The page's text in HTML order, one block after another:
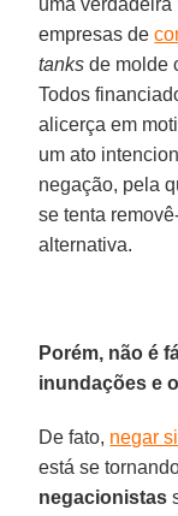
uma verdadeira
empresas de
tanks de molde
Todos
alicerça em
um ato
negação, pela
se tenta
alternativa.
Porém, não é
inundações e
De fato, negar
está se
negacionistas